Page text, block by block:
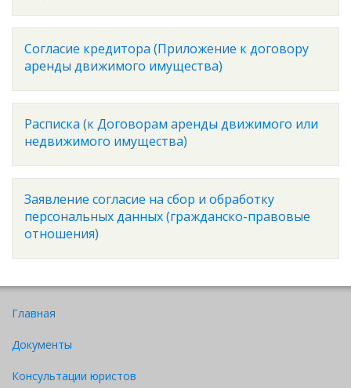
Согласие кредитора (Приложение к договору
аренды движимого имущества)
Расписка (к Договорам аренды движимого или
недвижимого имущества)
Заявление согласие на сбор и обработку
персональных данных (гражданско-правовые
отношения)
Главная
Документы
Консультации юристов